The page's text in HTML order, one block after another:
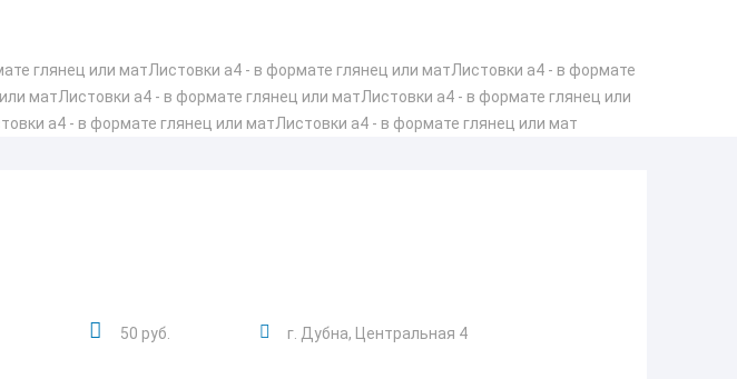
глянец или матЛистовки а4 - в формате глянец или матЛистовки а4 - в формате
матЛистовки а4 - в формате глянец или матЛистовки а4 - в формате глянец или
а4 - в формате глянец или матЛистовки а4 - в формате глянец или мат
50 руб. г. Дубна, Центральная 4